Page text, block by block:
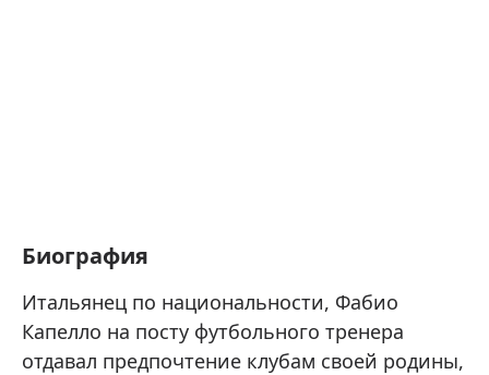
Биография
Итальянец по национальности, Фабио
Капелло на посту футбольного тренера
отдавал предпочтение клубам своей родины,